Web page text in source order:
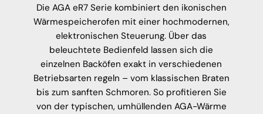
Die AGA eR7 Serie kombiniert den ikonischen
Wärmespeicherofen mit einer hochmodernen,
elektronischen Steuerung. Über das
beleuchtete Bedienfeld lassen sich die
einzelnen Backöfen exakt in verschiedenen
Betriebsarten regeln – vom klassischen Braten
bis zum sanften Schmoren. So profitieren Sie
von der typischen, umhüllenden AGA-Wärme